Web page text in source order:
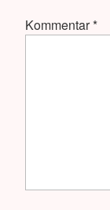
Kommentar*